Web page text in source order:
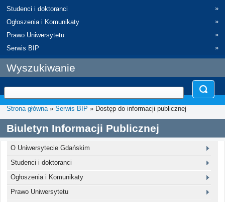
Studenci i doktoranci
»
Ogłoszenia i Komunikaty
»
Prawo Uniwersytetu
»
Serwis BIP
»
Wyszukiwanie
Strona główna» Serwis BIP » Dostęp do informacji publicznej
Biuletyn Informacji Publicznej
O Uniwersytecie Gdańskim
Studenci i doktoranci
Ogłoszenia i Komunikaty
Prawo Uniwersytetu